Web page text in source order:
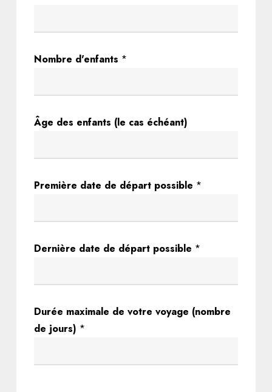
s
i
l
d
e
Nombre d'enfants *
Âge des enfants (le cas échéant)
Première date de départ possible *
Dernière date de départ possible *
é
l
Durée maximale de votre voyage (nombre
de jours) *